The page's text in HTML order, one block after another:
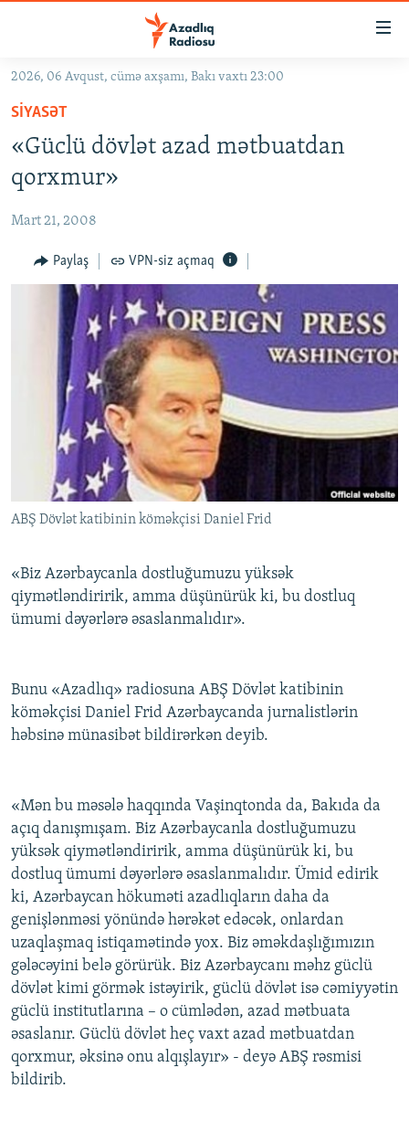
Əsas
qayıt
Əsas
qayıt
GÜNDƏM
#İZAHLA
#ƏSLINDƏ
FƏRQƏ BAX
QANUNI DOĞRU
ARAŞDIRMA
MULTIMEDIA
FOTOQALEREYA
İNFOQRAFIKA
KARIKATURA
RADIO ARXIV
OXU ZALI
AZƏRBAYCAN ƏDƏBIYYATI KITABXANASI
İSLAM VƏ DEMOKRATIYA
İZ - MƏDƏNIYYƏT PROQRAMI
HAQQIMIZDA
MISSIYAMIZ
PEŞƏ ETIKASI VƏ JURNALISTIKA STANDARTLARIMIZ
MATERIALLARIMIZDAN ISTIFADƏ
AZADLIQRADIOSU MOBIL TELEFONUNUZDA
XƏBƏR BÜLLETENLƏRIMIZ
BIZI IZLƏ
RFE/RL-in bütün saytları
2026, 06 Avqust, cümə axşamı, Bakı vaxtı 23:00
SIYASƏT
«Güclü dövlət azad mətbuatdan
qorxmur»
Mart 21, 2008
Paylaş VPN-siz açmaq
ABŞ Dövlət katibinin köməkçisi Daniel Frid
«Biz Azərbaycanla dostluğumuzu yüksək
qiymətləndiririk, amma düşünürük ki, bu dostluq
ümumi dəyərlərə əsaslanmalıdır».
Bunu «Azadlıq» radiosuna ABŞ Dövlət katibinin
köməkçisi Daniel Frid Azərbaycanda jurnalistlərin
həbsinə münasibət bildirərkən deyib.
«Mən bu məsələ haqqında Vaşinqtonda da, Bakıda da
açıq danışmışam. Biz Azərbaycanla dostluğumuzu
yüksək qiymətləndiririk, amma düşünürük ki, bu
dostluq ümumi dəyərlərə əsaslanmalıdır. Ümid edirik
ki, Azərbaycan hökuməti azadlıqların daha da
genişlənməsi yönündə hərəkət edəcək, onlardan
uzaqlaşmaq istiqamətində yox. Biz əməkdaşlığımızın
gələcəyini belə görürük. Biz Azərbaycanı məhz güclü
dövlət kimi görmək istəyirik, güclü dövlət isə cəmiyyətin
güclü institutlarına – o cümlədən, azad mətbuata
əsaslanır. Güclü dövlət heç vaxt azad mətbuatdan
qorxmur, əksinə onu alqışlayır» - deyə ABŞ rəsmisi
bildirib.